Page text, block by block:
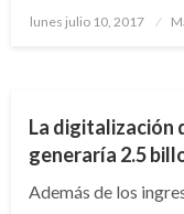
Publicado
lunes julio 10, 2017
La digitalización
generaría 2.5
Además de los